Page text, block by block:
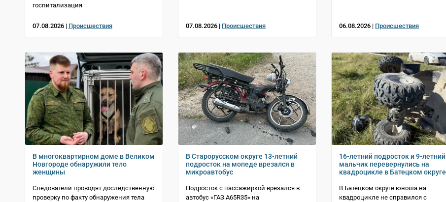
госпитализация
07.08.2026 | Происшествия 07.08.2026 | Происшествия 06.08.2026 | Происшествия
В многоквартирном доме в Великом
Новгороде обнаружили тело
женщины
Следователи проводят доследственную
проверку по факту обнаружения тела
В Старорусском округе 13-летний
подросток на мопеде врезался в
микроавтобус
Подросток с пассажиркой врезался в
автобус «ГАЗ A65R35» на
16-летний подросток и 9-летний
мальчик перевернулись на
квадроцикле в Батецком округе
В Батецком округе юноша на
квадроцикле не справился с